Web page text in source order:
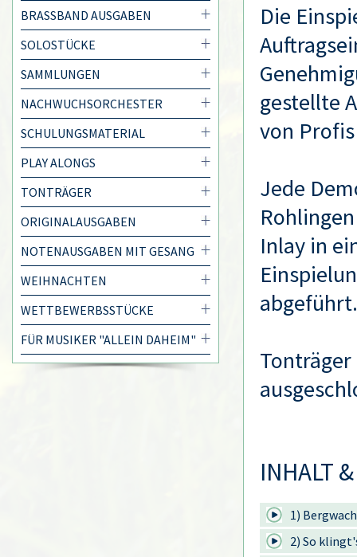
BRASSBAND AUSGABEN
SOLOSTÜCKE
SAMMLUNGEN
NACHWUCHSORCHESTER
SCHULUNGSMATERIAL
PLAY ALONGS
TONTRÄGER
ORIGINALAUSGABEN
NOTENAUSGABEN MIT GESANG
WEIHNACHTEN
WETTBEWERBSSTÜCKE
FÜR MUSIKER "ALLEIN DAHEIM"
Die
gestellte
von
Jede
Inlay in
abgeführt.
INHALT
1)
2) So